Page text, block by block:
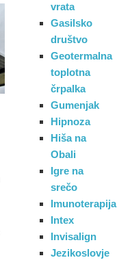
vrata
Gasilsko
društvo
Geotermalna
toplotna
črpalka
Gumenjak
Hipnoza
Hiša na
Obali
Igre na
srečo
Imunoterapija
Intex
Invisalign
Jezikoslovje